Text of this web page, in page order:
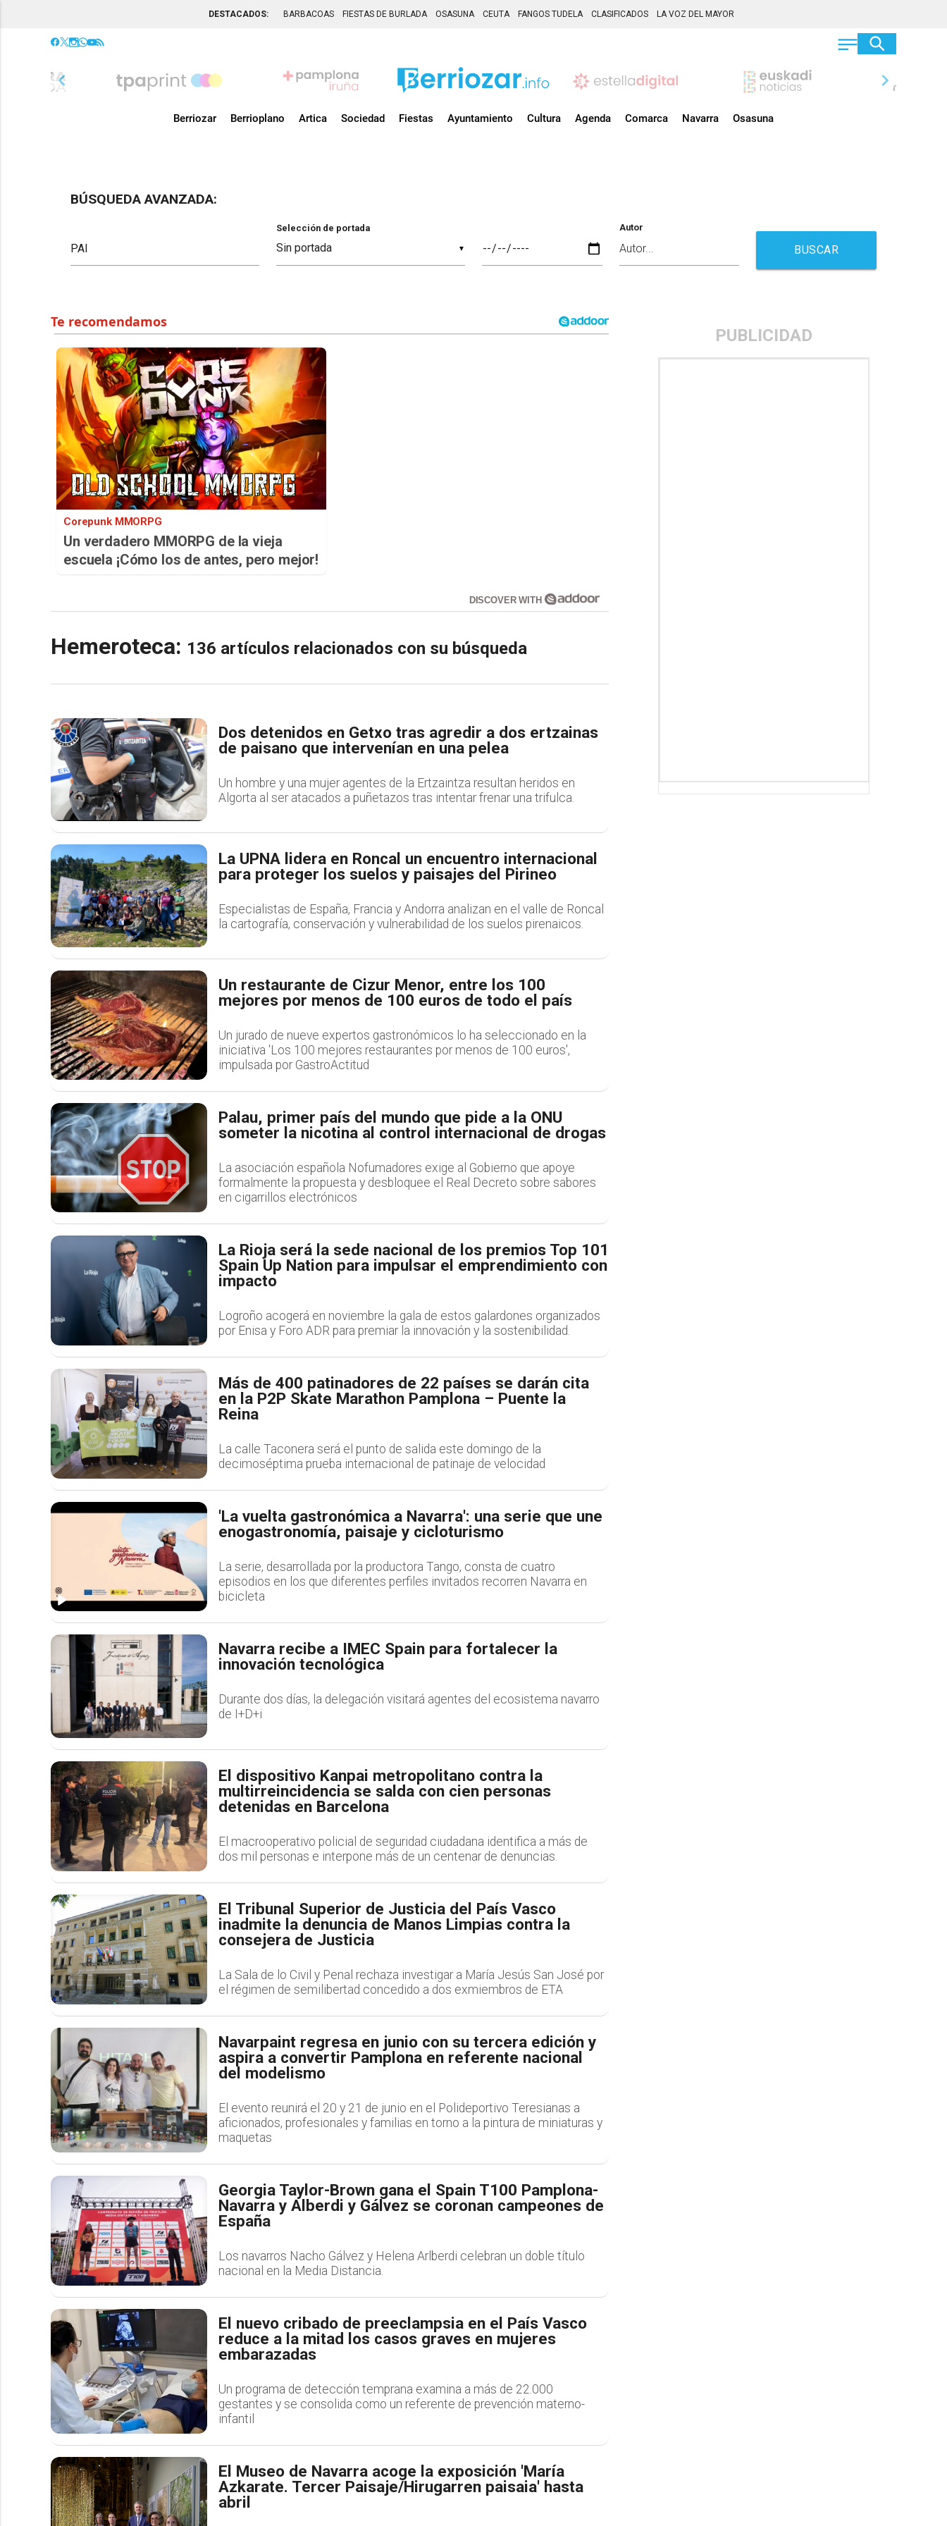
DESTACADOS: BARBACOAS FIESTAS DE BURLADA OSASUNA CEUTA FANGOS TUDELA CLASIFICADOS LA VOZ DEL MAYOR
chevron_left chevron_right
Berriozar Berrioplano Artica Sociedad Fiestas Ayuntamiento Cultura Agenda Comarca Navarra Osasuna
BÚSQUEDA AVANZADA:
▼
Selección de portada Autor
BUSCAR
Corepunk MMORPG
Un verdadero MMORPG de la vieja
escuela ¡Cómo los de antes, pero mejor!
DISCOVER WITH
Hemeroteca: 136 artículos relacionados con su búsqueda
Dos detenidos en Getxo tras agredir a dos ertzainas
de paisano que intervenían en una pelea
Un hombre y una mujer agentes de la Ertzaintza resultan heridos en
Algorta al ser atacados a puñetazos tras intentar frenar una trifulca.
La UPNA lidera en Roncal un encuentro internacional
para proteger los suelos y paisajes del Pirineo
Especialistas de España, Francia y Andorra analizan en el valle de Roncal
la cartografía, conservación y vulnerabilidad de los suelos pirenaicos.
Un restaurante de Cizur Menor, entre los 100
mejores por menos de 100 euros de todo el país
Un jurado de nueve expertos gastronómicos lo ha seleccionado en la
iniciativa 'Los 100 mejores restaurantes por menos de 100 euros',
impulsada por GastroActitud
Palau, primer país del mundo que pide a la ONU
someter la nicotina al control internacional de drogas
La asociación española Nofumadores exige al Gobierno que apoye
formalmente la propuesta y desbloquee el Real Decreto sobre sabores
en cigarrillos electrónicos
La Rioja será la sede nacional de los premios Top 101
Spain Up Nation para impulsar el emprendimiento con
impacto
Logroño acogerá en noviembre la gala de estos galardones organizados
por Enisa y Foro ADR para premiar la innovación y la sostenibilidad.
Más de 400 patinadores de 22 países se darán cita
en la P2P Skate Marathon Pamplona – Puente la
Reina
La calle Taconera será el punto de salida este domingo de la
decimoséptima prueba internacional de patinaje de velocidad
'La vuelta gastronómica a Navarra': una serie que une
enogastronomía, paisaje y cicloturismo
La serie, desarrollada por la productora Tango, consta de cuatro
episodios en los que diferentes perfiles invitados recorren Navarra en
bicicleta
Navarra recibe a IMEC Spain para fortalecer la
innovación tecnológica
Durante dos días, la delegación visitará agentes del ecosistema navarro
de I+D+i
El dispositivo Kanpai metropolitano contra la
multirreincidencia se salda con cien personas
detenidas en Barcelona
El macrooperativo policial de seguridad ciudadana identifica a más de
dos mil personas e interpone más de un centenar de denuncias.
El Tribunal Superior de Justicia del País Vasco
inadmite la denuncia de Manos Limpias contra la
consejera de Justicia
La Sala de lo Civil y Penal rechaza investigar a María Jesús San José por
el régimen de semilibertad concedido a dos exmiembros de ETA
Navarpaint regresa en junio con su tercera edición y
aspira a convertir Pamplona en referente nacional
del modelismo
El evento reunirá el 20 y 21 de junio en el Polideportivo Teresianas a
aficionados, profesionales y familias en torno a la pintura de miniaturas y
maquetas
Georgia Taylor-Brown gana el Spain T100 Pamplona-
Navarra y Alberdi y Gálvez se coronan campeones de
España
Los navarros Nacho Gálvez y Helena Arlberdi celebran un doble título
nacional en la Media Distancia.
El nuevo cribado de preeclampsia en el País Vasco
reduce a la mitad los casos graves en mujeres
embarazadas
Un programa de detección temprana examina a más de 22.000
gestantes y se consolida como un referente de prevención materno-
infantil
El Museo de Navarra acoge la exposición 'María
Azkarate. Tercer Paisaje/Hirugarren paisaia' hasta
abril
PUBLICIDAD